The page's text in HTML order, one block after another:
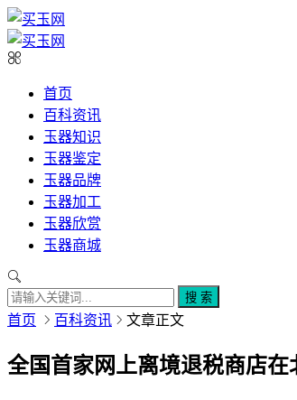
首页
百科资讯
玉器知识
玉器鉴定
玉器品牌
玉器加工
玉器欣赏
玉器商城
搜 索
首页 百科资讯 文章正文
全国首家网上离境退税商店